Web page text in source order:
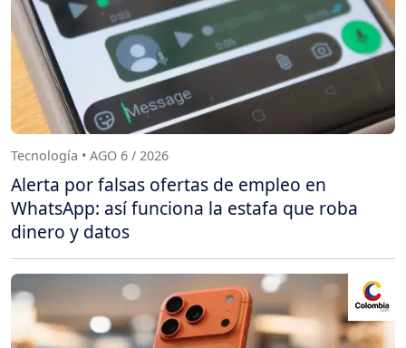
Tecnología • AGO 6 / 2026
Alerta por falsas ofertas de empleo en
WhatsApp: así funciona la estafa que roba
dinero y datos